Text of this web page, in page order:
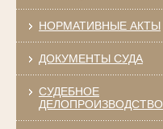
НОРМАТИВНЫЕ АКТЫ
ДОКУМЕНТЫ СУДА
СУДЕБНОЕ
ДЕЛОПРОИЗВОДСТВО